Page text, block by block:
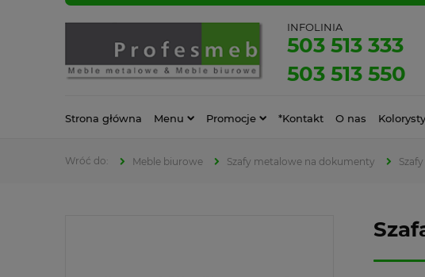
INFOLINIA
503 513 333
503 513 550
Strona główna Menu Promocje *Kontakt O nas
Meble biurowe Szafy metalowe na dokumenty